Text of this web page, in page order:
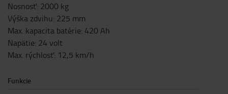
Nosnosť: 2000 kg
Výška zdvihu: 225 mm
Max. kapacita batérie: 420 Ah
Napätie: 24 volt
Max. rýchlosť: 12,5 km/h
Funkcie